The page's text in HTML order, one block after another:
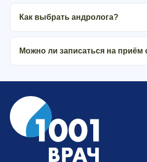
Как выбрать андролога?
Можно ли записаться на приём